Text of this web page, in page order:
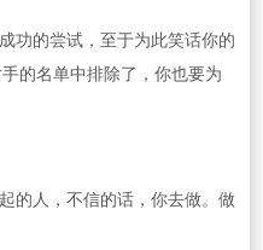
的尝试，至于为此笑话你的
的名单中排除了，你也要为
人，不信的话，你去做。做